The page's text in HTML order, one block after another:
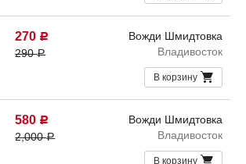
270 Р
290Р
Вожди Шмидтовка
Владивосток
В корзину
580 Р
2,000Р
Вожди Шмидтовка
Владивосток
В корзину